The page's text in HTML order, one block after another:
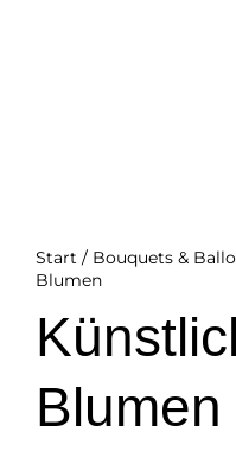
Start / Bouquets &
Blumen
Blumen